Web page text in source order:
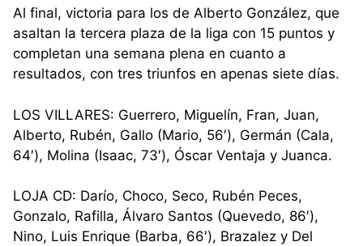
Al final, victoria para los de Alberto González, que
asaltan la tercera plaza de la liga con 15 puntos y
completan una semana plena en cuanto a
resultados, con tres triunfos en apenas siete días.
LOS VILLARES: Guerrero, Miguelín, Fran, Juan,
Alberto, Rubén, Gallo (Mario, 56′), Germán (Cala,
64′), Molina (Isaac, 73′), Óscar Ventaja y Juanca.
LOJA CD: Darío, Choco, Seco, Rubén Peces,
Gonzalo, Rafilla, Álvaro Santos (Quevedo, 86′),
Nino, Luis Enrique (Barba, 66′), Brazalez y Del